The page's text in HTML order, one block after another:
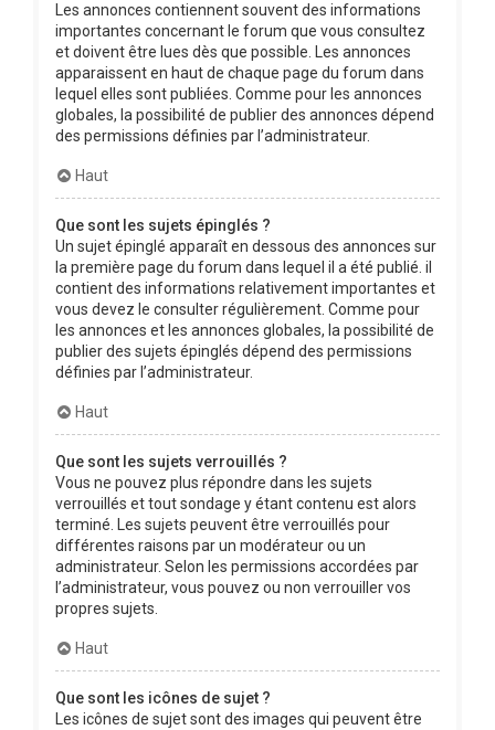
Les annonces contiennent souvent des informations
importantes concernant le forum que vous consultez
et doivent être lues dès que possible. Les annonces
apparaissent en haut de chaque page du forum dans
lequel elles sont publiées. Comme pour les annonces
globales, la possibilité de publier des annonces dépend
des permissions définies par l’administrateur.
Haut
Que sont les sujets épinglés ?
Un sujet épinglé apparaît en dessous des annonces sur
la première page du forum dans lequel il a été publié. il
contient des informations relativement importantes et
vous devez le consulter régulièrement. Comme pour
les annonces et les annonces globales, la possibilité de
publier des sujets épinglés dépend des permissions
définies par l’administrateur.
Haut
Que sont les sujets verrouillés ?
Vous ne pouvez plus répondre dans les sujets
verrouillés et tout sondage y étant contenu est alors
terminé. Les sujets peuvent être verrouillés pour
différentes raisons par un modérateur ou un
administrateur. Selon les permissions accordées par
l’administrateur, vous pouvez ou non verrouiller vos
propres sujets.
Haut
Que sont les icônes de sujet ?
Les icônes de sujet sont des images qui peuvent être